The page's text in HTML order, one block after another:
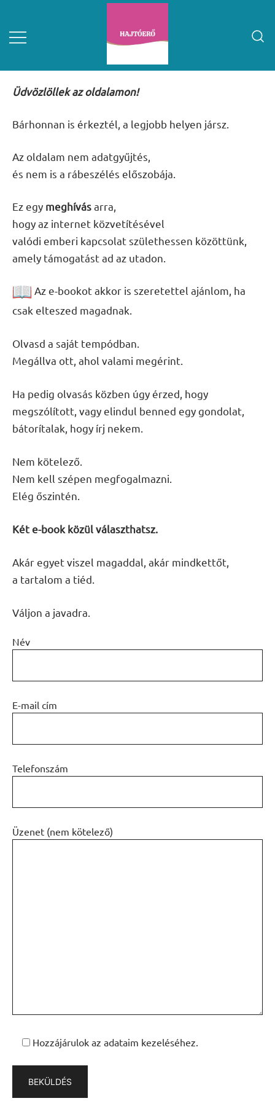
Üdvözlöllek az oldalamon!
Bárhonnan is érkeztél, a legjobb helyen jársz.
Az oldalam nem adatgyűjtés,
és nem is a rábeszélés előszobája.
Ez egy meghívásarra,
hogy az internet közvetítésével
valódi emberi kapcsolat születhessen közöttünk,
amely támogatást ad az utadon.
Az e-bookot akkor is szeretettel ajánlom, ha
csak elteszed magadnak.
Olvasd a saját tempódban.
Megállva ott, ahol valami megérint.
Ha pedig olvasás közben úgy érzed, hogy
megszólított, vagy elindul benned egy gondolat,
bátorítalak, hogy írj nekem.
Nem kötelező.
Nem kell szépen megfogalmazni.
Elég őszintén.
Két e-book közül választhatsz.
Akár egyet viszel magaddal, akár mindkettőt,
a tartalom a tiéd.
Váljon a javadra.
Név
E-mail cím
Telefonszám
Üzenet (nem kötelező)
Hozzájárulok az adataim kezeléséhez.